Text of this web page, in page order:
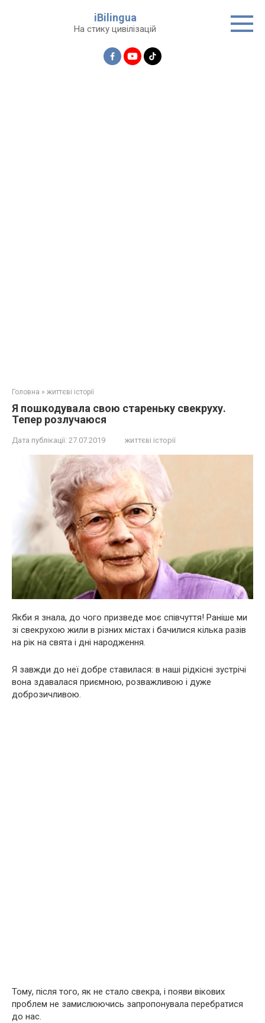
iBilingua
На стику цивілізацій
Головна » життєві історії
Я пошкодувала свою стареньку свекруху.
Тепер розлучаюся
Дата публікації: 27.07.2019 життєві історії
Якби я знала, до чого призведе моє співчуття! Раніше ми
зі свекрухою жили в різних містах і бачилися кілька разів
на рік на свята і дні народження.
Я завжди до неї добре ставилася: в наші рідкісні зустрічі
вона здавалася приємною, розважливою і дуже
доброзичливою.
Тому, після того, як не стало свекра, і появи вікових
проблем не замислюючись запропонувала перебратися
до нас.